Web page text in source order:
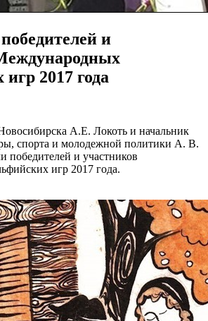
и
2017 года
А.Е. Локоть и начальник
спорта и молодежной политики А. В.
победителей и участников
игр 2017 года.